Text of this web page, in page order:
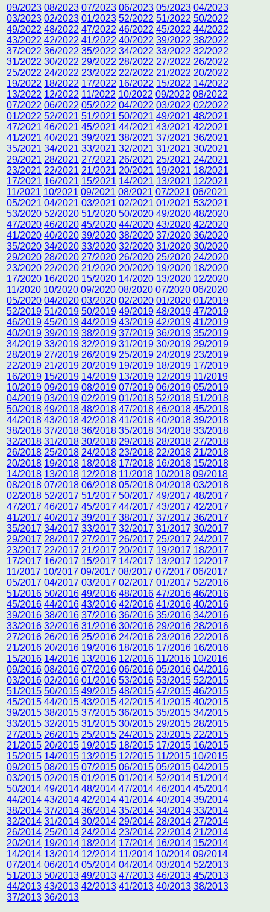
09/2023 08/2023 07/2023 06/2023 05/2023 04/2023
03/2023 02/2023 01/2023 52/2022 51/2022 50/2022
49/2022 48/2022 47/2022 46/2022 45/2022 44/2022
43/2022 42/2022 41/2022 40/2022 39/2022 38/2022
37/2022 36/2022 35/2022 34/2022 33/2022 32/2022
31/2022 30/2022 29/2022 28/2022 27/2022 26/2022
25/2022 24/2022 23/2022 22/2022 21/2022 20/2022
19/2022 18/2022 17/2022 16/2022 15/2022 14/2022
13/2022 12/2022 11/2022 10/2022 09/2022 08/2022
07/2022 06/2022 05/2022 04/2022 03/2022 02/2022
01/2022 52/2021 51/2021 50/2021 49/2021 48/2021
47/2021 46/2021 45/2021 44/2021 43/2021 42/2021
41/2021 40/2021 39/2021 38/2021 37/2021 36/2021
35/2021 34/2021 33/2021 32/2021 31/2021 30/2021
29/2021 28/2021 27/2021 26/2021 25/2021 24/2021
23/2021 22/2021 21/2021 20/2021 19/2021 18/2021
17/2021 16/2021 15/2021 14/2021 13/2021 12/2021
11/2021 10/2021 09/2021 08/2021 07/2021 06/2021
05/2021 04/2021 03/2021 02/2021 01/2021 53/2021
53/2020 52/2020 51/2020 50/2020 49/2020 48/2020
47/2020 46/2020 45/2020 44/2020 43/2020 42/2020
41/2020 40/2020 39/2020 38/2020 37/2020 36/2020
35/2020 34/2020 33/2020 32/2020 31/2020 30/2020
29/2020 28/2020 27/2020 26/2020 25/2020 24/2020
23/2020 22/2020 21/2020 20/2020 19/2020 18/2020
17/2020 16/2020 15/2020 14/2020 13/2020 12/2020
11/2020 10/2020 09/2020 08/2020 07/2020 06/2020
05/2020 04/2020 03/2020 02/2020 01/2020 01/2019
52/2019 51/2019 50/2019 49/2019 48/2019 47/2019
46/2019 45/2019 44/2019 43/2019 42/2019 41/2019
40/2019 39/2019 38/2019 37/2019 36/2019 35/2019
34/2019 33/2019 32/2019 31/2019 30/2019 29/2019
28/2019 27/2019 26/2019 25/2019 24/2019 23/2019
22/2019 21/2019 20/2019 19/2019 18/2019 17/2019
16/2019 15/2019 14/2019 13/2019 12/2019 11/2019
10/2019 09/2019 08/2019 07/2019 06/2019 05/2019
04/2019 03/2019 02/2019 01/2018 52/2018 51/2018
50/2018 49/2018 48/2018 47/2018 46/2018 45/2018
44/2018 43/2018 42/2018 41/2018 40/2018 39/2018
38/2018 37/2018 36/2018 35/2018 34/2018 33/2018
32/2018 31/2018 30/2018 29/2018 28/2018 27/2018
26/2018 25/2018 24/2018 23/2018 22/2018 21/2018
20/2018 19/2018 18/2018 17/2018 16/2018 15/2018
14/2018 13/2018 12/2018 11/2018 10/2018 09/2018
08/2018 07/2018 06/2018 05/2018 04/2018 03/2018
02/2018 52/2017 51/2017 50/2017 49/2017 48/2017
47/2017 46/2017 45/2017 44/2017 43/2017 42/2017
41/2017 40/2017 39/2017 38/2017 37/2017 36/2017
35/2017 34/2017 33/2017 32/2017 31/2017 30/2017
29/2017 28/2017 27/2017 26/2017 25/2017 24/2017
23/2017 22/2017 21/2017 20/2017 19/2017 18/2017
17/2017 16/2017 15/2017 14/2017 13/2017 12/2017
11/2017 10/2017 09/2017 08/2017 07/2017 06/2017
05/2017 04/2017 03/2017 02/2017 01/2017 52/2016
51/2016 50/2016 49/2016 48/2016 47/2016 46/2016
45/2016 44/2016 43/2016 42/2016 41/2016 40/2016
39/2016 38/2016 37/2016 36/2016 35/2016 34/2016
33/2016 32/2016 31/2016 30/2016 29/2016 28/2016
27/2016 26/2016 25/2016 24/2016 23/2016 22/2016
21/2016 20/2016 19/2016 18/2016 17/2016 16/2016
15/2016 14/2016 13/2016 12/2016 11/2016 10/2016
09/2016 08/2016 07/2016 06/2016 05/2016 04/2016
03/2016 02/2016 01/2016 53/2016 53/2015 52/2015
51/2015 50/2015 49/2015 48/2015 47/2015 46/2015
45/2015 44/2015 43/2015 42/2015 41/2015 40/2015
39/2015 38/2015 37/2015 36/2015 35/2015 34/2015
33/2015 32/2015 31/2015 30/2015 29/2015 28/2015
27/2015 26/2015 25/2015 24/2015 23/2015 22/2015
21/2015 20/2015 19/2015 18/2015 17/2015 16/2015
15/2015 14/2015 13/2015 12/2015 11/2015 10/2015
09/2015 08/2015 07/2015 06/2015 05/2015 04/2015
03/2015 02/2015 01/2015 01/2014 52/2014 51/2014
50/2014 49/2014 48/2014 47/2014 46/2014 45/2014
44/2014 43/2014 42/2014 41/2014 40/2014 39/2014
38/2014 37/2014 36/2014 35/2014 34/2014 33/2014
32/2014 31/2014 30/2014 29/2014 28/2014 27/2014
26/2014 25/2014 24/2014 23/2014 22/2014 21/2014
20/2014 19/2014 18/2014 17/2014 16/2014 15/2014
14/2014 13/2014 12/2014 11/2014 10/2014 09/2014
07/2014 06/2014 05/2014 04/2014 03/2014 52/2013
51/2013 50/2013 49/2013 47/2013 46/2013 45/2013
44/2013 43/2013 42/2013 41/2013 40/2013 38/2013
37/2013 36/2013